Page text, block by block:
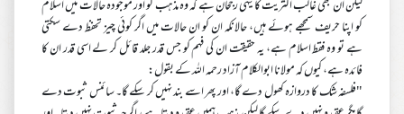
لیکن ان بھی غالب اکثریت کا یہی رجحان ہے کہ وہ مذہب کو اور موجودہ حالات میں اسلام
کو اپنا حریف سمجھے ہوئے ہیں، حالانکہ ان کو ان حالات میں اگر کوئی چیز تحفظ دے سکتی
ہے تو وہ فقط اسلام ہے، یہ حقیقت ان کی فہم کو جس قدر جلد قائل کر لے اسی قدر ان کا
فائدہ ہے، کیوں کہ مولانا ابوالکلام آزاد رحمہ اللہ کے بقول:
"فلسفہ شک کا دروازہ کھول دے گا، اور پھر اسے بند نہیں کر سکے گا۔ سائنس ثبوت دے